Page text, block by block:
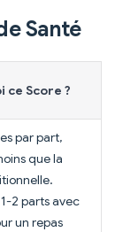
Santé
ce Score ?
par part,
que la
2 parts avec
un repas